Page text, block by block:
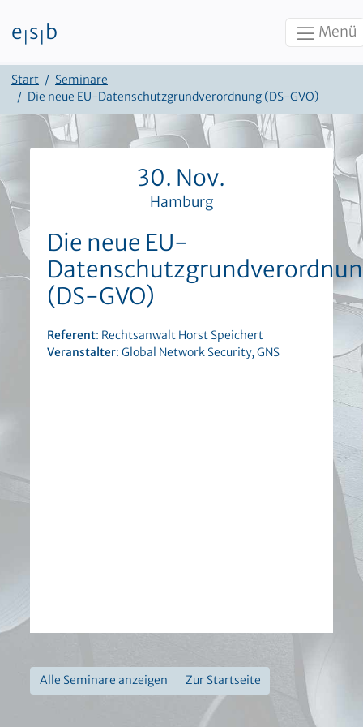
e s b Menü
Start
Seminare
Die neue EU-Datenschutzgrundverordnung (DS-GVO)
30. Nov.
Hamburg
Die neue EU-
(DS-GVO)
Referent: Rechtsanwalt Horst Speichert
Veranstalter: Global Network Security, GNS
Alle Seminare anzeigen Zur Startseite